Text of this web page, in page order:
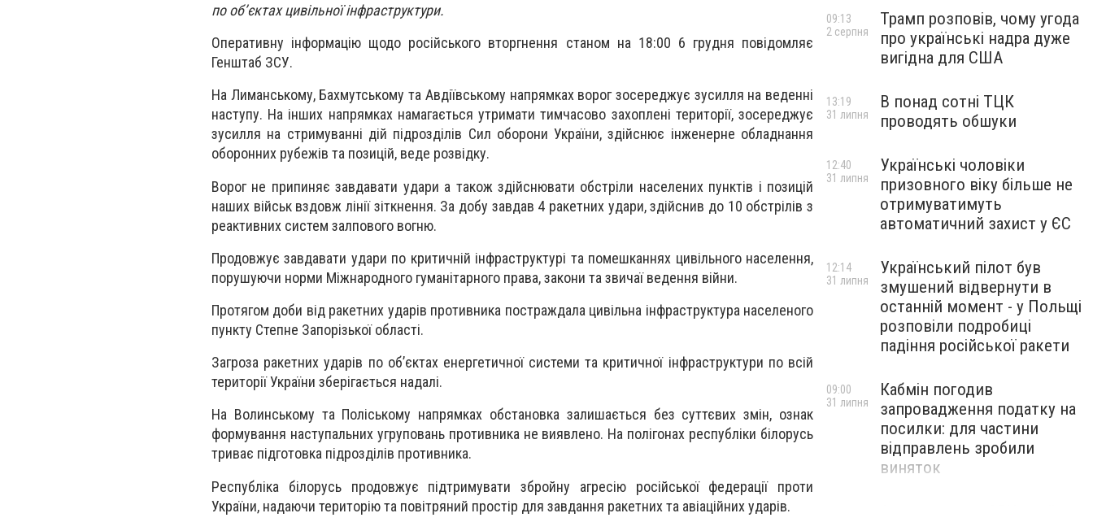
по об’єктах цивільної інфраструктури.
Оперативну інформацію щодо російського вторгнення станом на 18:00 6 грудня повідомляє
Генштаб ЗСУ.
На Лиманському, Бахмутському та Авдіївському напрямках ворог зосереджує зусилля на веденні
наступу. На інших напрямках намагається утримати тимчасово захоплені території, зосереджує
зусилля на стримуванні дій підрозділів Сил оборони України, здійснює інженерне обладнання
оборонних рубежів та позицій, веде розвідку.
Ворог не припиняє завдавати удари а також здійснювати обстріли населених пунктів і позицій
наших військ вздовж лінії зіткнення. За добу завдав 4 ракетних удари, здійснив до 10 обстрілів з
реактивних систем залпового вогню.
Продовжує завдавати удари по критичній інфраструктурі та помешканнях цивільного населення,
порушуючи норми Міжнародного гуманітарного права, закони та звичаї ведення війни.
Протягом доби від ракетних ударів противника постраждала цивільна інфраструктура населеного
пункту Степне Запорізької області.
Загроза ракетних ударів по об’єктах енергетичної системи та критичної інфраструктури по всій
території України зберігається надалі.
На Волинському та Поліському напрямках обстановка залишається без суттєвих змін, ознак
формування наступальних угруповань противника не виявлено. На полігонах республіки білорусь
триває підготовка підрозділів противника.
Республіка білорусь продовжує підтримувати збройну агресію російської федерації проти
України, надаючи територію та повітряний простір для завдання ракетних та авіаційних ударів.
Трамп розповів, чому угода
про українські надра дуже
вигідна для США
09:13
2 серпня
В понад сотні ТЦК
проводять обшуки
13:19
31 липня
Українські чоловіки
призовного віку більше не
отримуватимуть
автоматичний захист у ЄС
12:40
31 липня
Український пілот був
змушений відвернути в
останній момент - у Польщі
розповіли подробиці
падіння російської ракети
12:14
31 липня
Кабмін погодив
запровадження податку на
посилки: для частини
відправлень зробили
виняток
09:00
31 липня